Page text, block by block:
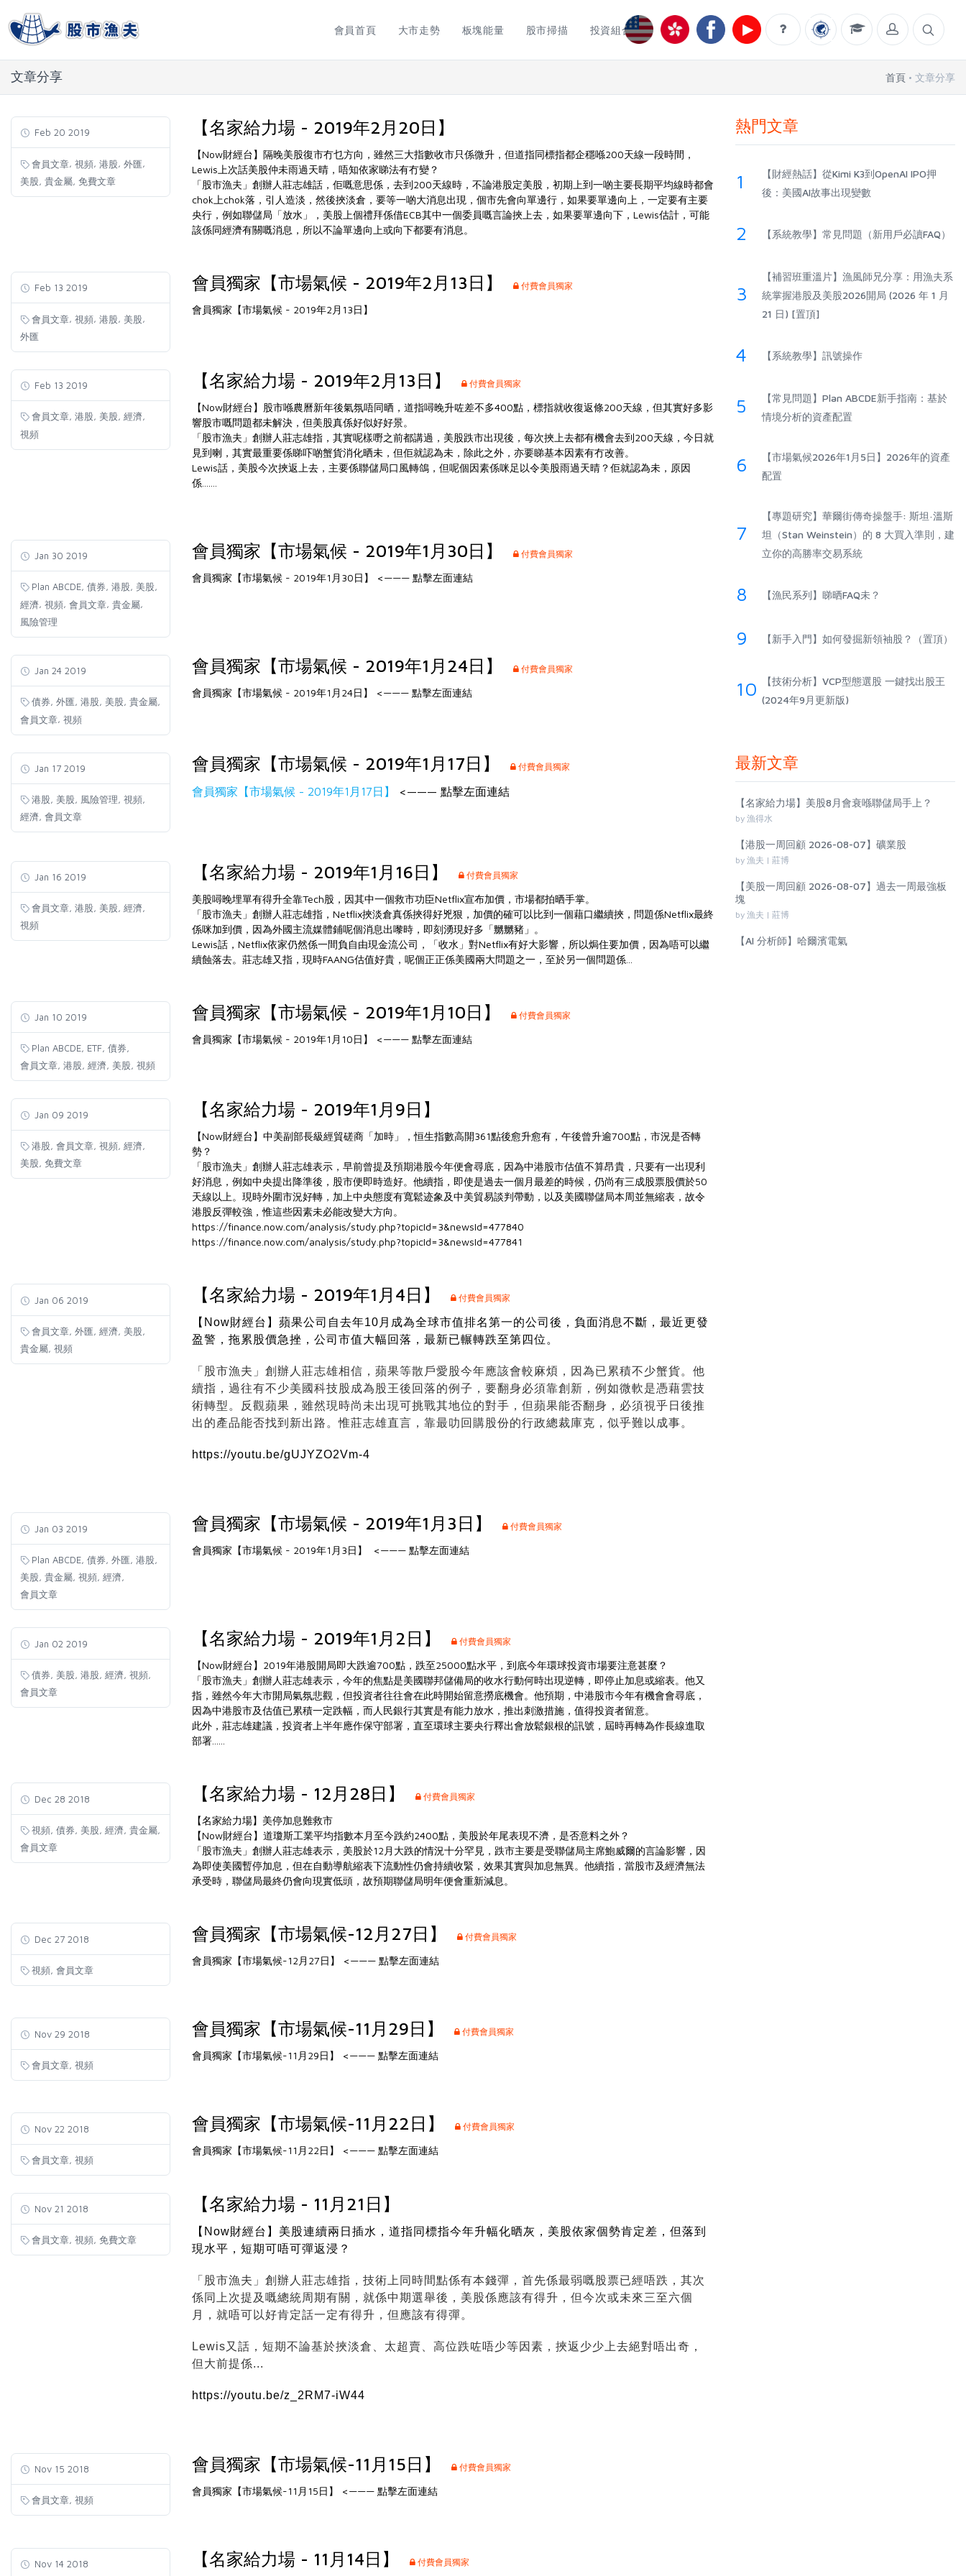
會員首頁 大市走勢 板塊能量 股市掃描 投資組合
文章分享 首頁 文章分享
Feb 20 2019
會員文章, 視頻, 港股, 外匯,
美股 貴金屬 免費文章
【名家給力場 - 2019年2月20日】
【Now財經台】隔晚美股復市冇乜方向，雖然三大指數收市只係微升，但道指同標指都企穩喺200天線一段時間，
Lewis上次話美股仲未雨過天晴，唔知依家睇法有冇變？
「股市漁夫」創辦人莊志雄話，佢嘅意思係，去到200天線時，不論港股定美股，初期上到一啲主要長期平均線時都會
chok上chok落，引人造淡，然後挾淡倉，要等一啲大消息出現，個市先會向單邊行，如果要單邊向上，一定要有主要
央行，例如聯儲局「放水」，美股上個禮拜係借ECB其中一個委員嘅言論挾上去，如果要單邊向下，Lewis估計，可能
該係同經濟有關嘅消息，所以不論單邊向上或向下都要有消息。
Feb 13 2019
會員文章, 視頻, 港股, 美股,
外匯
會員獨家【市場氣候 - 2019年2月13日】 付費會員獨家
會員獨家【市場氣候 - 2019年2月13日】
Feb 13 2019
會員文章 港股 美股 經濟
視頻
【名家給力場 - 2019年2月13日】 付費會員獨家
【Now財經台】股市喺農曆新年後氣氛唔同晒，道指噚晚升咗差不多400點，標指就收復返條200天線，但其實好多影
響股市嘅問題都未解決，但美股真係好似好好景。
「股市漁夫」創辦人莊志雄指，其實呢樣嘢之前都講過，美股跌市出現後，每次挾上去都有機會去到200天線，今日就
見到喇，其實最重要係睇吓啲蟹貨消化晒未，但佢就認為未，除此之外，亦要睇基本因素有冇改善。
Lewis話，美股今次挾返上去，主要係聯儲局口風轉鴿，但呢個因素係咪足以令美股雨過天晴？佢就認為未，原因
係.......
Jan 30 2019
Plan ABCDE 債券 港股 美股
經濟, 視頻, 會員文章, 貴金屬,
風險管理
會員獨家【市場氣候 - 2019年1月30日】 付費會員獨家
會員獨家【市場氣候 - 2019年1月30日】 <——— 點擊左面連結
Jan 24 2019
債券 外匯 港股 美股 貴金屬
會員文章, 視頻
會員獨家【市場氣候 - 2019年1月24日】 付費會員獨家
會員獨家【市場氣候 - 2019年1月24日】 <——— 點擊左面連結
Jan 17 2019
港股 美股 風險管理 視頻
經濟 會員文章
會員獨家【市場氣候 - 2019年1月17日】 付費會員獨家
會員獨家【市場氣候 - 2019年1月17日】 <——— 點擊左面連結
Jan 16 2019
會員文章 港股 美股 經濟
視頻
【名家給力場 - 2019年1月16日】 付費會員獨家
美股噚晚埋單有得升全靠Tech股，因其中一個救市功臣Netflix宣布加價，市場都拍晒手掌。
「股市漁夫」創辦人莊志雄指，Netflix挾淡倉真係挾得好兇狠，加價的確可以比到一個藉口繼續挾，問題係Netflix最終
係咪加到價，因為外國主流媒體鋪呢個消息出嚟時，即刻湧現好多「嬲嬲豬」。
Lewis話，Netflix依家仍然係一間負自由現金流公司，「收水」對Netflix有好大影響，所以焗住要加價，因為唔可以繼
續蝕落去。莊志雄又指，現時FAANG估值好貴，呢個正正係美國兩大問題之一，至於另一個問題係...
Jan 10 2019
Plan ABCDE ETF 債券
會員文章 港股 經濟 美股 視頻
會員獨家【市場氣候 - 2019年1月10日】 付費會員獨家
會員獨家【市場氣候 - 2019年1月10日】 <——— 點擊左面連結
Jan 09 2019
港股 會員文章 視頻 經濟
美股 免費文章
【名家給力場 - 2019年1月9日】
【Now財經台】中美副部長級經貿磋商「加時」，恒生指數高開361點後愈升愈有，午後曾升逾700點，市況是否轉
勢？
「股市漁夫」創辦人莊志雄表示，早前曾提及預期港股今年便會尋底，因為中港股市估值不算昂貴，只要有一出現利
好消息，例如中央提出降準後，股市便即時造好。他續指，即使是過去一個月最差的時候，仍尚有三成股票股價於50
天線以上。現時外圍市況好轉，加上中央態度有寬鬆迹象及中美貿易談判帶動，以及美國聯儲局本周並無縮表，故令
港股反彈較強，惟這些因素未必能改變大方向。
https://finance.now.com/analysis/study.php?topicId=3&newsId=477840
https://finance.now.com/analysis/study.php?topicId=3&newsId=477841
Jan 06 2019
會員文章 外匯 經濟 美股
貴金屬 視頻
【名家給力場 - 2019年1月4日】 付費會員獨家
【Now財經台】蘋果公司自去年10月成為全球市值排名第一的公司後，負面消息不斷，最近更發
盈警，拖累股價急挫，公司市值大幅回落，最新已輾轉跌至第四位。
「股市漁夫」創辦人莊志雄相信，蘋果等散戶愛股今年應該會較麻煩，因為已累積不少蟹貨。他
續指，過往有不少美國科技股成為股王後回落的例子，要翻身必須靠創新，例如微軟是憑藉雲技
術轉型。反觀蘋果，雖然現時尚未出現可挑戰其地位的對手，但蘋果能否翻身，必須視乎日後推
出的產品能否找到新出路。惟莊志雄直言，靠最叻回購股份的行政總裁庫克，似乎難以成事。
https://youtu.be/gUJYZO2Vm-4
Jan 03 2019
Plan ABCDE 債券 外匯 港股
美股 貴金屬 視頻 經濟
會員文章
會員獨家【市場氣候 - 2019年1月3日】 付費會員獨家
會員獨家【市場氣候 - 2019年1月3日】 <——— 點擊左面連結
Jan 02 2019
債券 美股 港股 經濟 視頻
會員文章
【名家給力場 - 2019年1月2日】 付費會員獨家
【Now財經台】2019年港股開局即大跌逾700點，跌至25000點水平，到底今年環球投資市場要注意甚麼？
「股市漁夫」創辦人莊志雄表示，今年的焦點是美國聯邦儲備局的收水行動何時出現逆轉，即停止加息或縮表。他又
指，雖然今年大市開局氣氛悲觀，但投資者往往會在此時開始留意撈底機會。他預期，中港股市今年有機會會尋底，
因為中港股市及估值已累積一定跌幅，而人民銀行其實是有能力放水，推出刺激措施，值得投資者留意。
此外，莊志雄建議，投資者上半年應作保守部署，直至環球主要央行釋出會放鬆銀根的訊號，屆時再轉為作長線進取
部署......
Dec 28 2018
視頻 債券 美股 經濟 貴金屬
會員文章
【名家給力場 - 12月28日】 付費會員獨家
【名家給力場】美停加息難救市
【Now財經台】道瓊斯工業平均指數本月至今跌約2400點，美股於年尾表現不濟，是否意料之外？
「股市漁夫」創辦人莊志雄表示，美股於12月大跌的情況十分罕見，跌市主要是受聯儲局主席鮑威爾的言論影響，因
為即使美國暫停加息，但在自動導航縮表下流動性仍會持續收緊，效果其實與加息無異。他續指，當股市及經濟無法
承受時，聯儲局最終仍會向現實低頭，故預期聯儲局明年便會重新減息。
Dec 27 2018
視頻 會員文章
會員獨家【市場氣候-12月27日】 付費會員獨家
會員獨家【市場氣候-12月27日】 <——— 點擊左面連結
Nov 29 2018
會員文章 視頻
會員獨家【市場氣候-11月29日】 付費會員獨家
會員獨家【市場氣候-11月29日】 <——— 點擊左面連結
Nov 22 2018
會員文章 視頻
會員獨家【市場氣候-11月22日】 付費會員獨家
會員獨家【市場氣候-11月22日】 <——— 點擊左面連結
Nov 21 2018
會員文章 視頻 免費文章
【名家給力場 - 11月21日】
【Now財經台】美股連續兩日插水，道指同標指今年升幅化晒灰，美股依家個勢肯定差，但落到
現水平，短期可唔可彈返浸？
「股市漁夫」創辦人莊志雄指，技術上同時間點係有本錢彈，首先係最弱嘅股票已經唔跌，其次
係同上次提及嘅總統周期有關，就係中期選舉後，美股係應該有得升，但今次或未來三至六個
月，就唔可以好肯定話一定有得升，但應該有得彈。
Lewis又話，短期不論基於挾淡倉、太超賣、高位跌咗唔少等因素，挾返少少上去絕對唔出奇，
但大前提係...
https://youtu.be/z_2RM7-iW44
Nov 15 2018
會員文章 視頻
會員獨家【市場氣候-11月15日】 付費會員獨家
會員獨家【市場氣候-11月15日】 <——— 點擊左面連結
Nov 14 2018 【名家給力場 - 11月14日】 付費會員獨家
熱門文章
1
【財經熱話】從Kimi K3到OpenAI IPO押
後：美國AI故事出現變數
2 【系統教學】常見問題（新用戶必讀FAQ）
3
【補習班重溫片】漁風師兄分享：用漁夫系
統掌握港股及美股2026開局 (2026 年 1 月
21 日) [置頂]
4 【系統教學】訊號操作
5
【常見問題】Plan ABCDE新手指南：基於
情境分析的資產配置
6
【市場氣候2026年1月5日】2026年的資產
配置
7
【專題研究】華爾街傳奇操盤手: 斯坦·溫斯
坦（Stan Weinstein）的 8 大買入準則，建
立你的高勝率交易系統
8 【漁民系列】睇晒FAQ未？
9 【新手入門】如何發掘新領袖股？（置頂）
10
【技術分析】VCP型態選股 一鍵找出股王
(2024年9月更新版)
最新文章
【名家給力場】美股8月會衰喺聯儲局手上？
by 漁得水
【港股一周回顧 2026-08-07】礦業股
by 漁夫 | 莊博
【美股一周回顧 2026-08-07】過去一周最強板
塊
by 漁夫 | 莊博
【AI 分析師】哈爾濱電氣